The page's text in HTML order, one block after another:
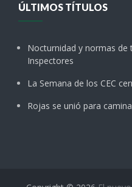
ÚLTIMOS TÍTULOS
Nocturnidad y normas de
Inspectores
La Semana de los CEC
Rojas se unió para